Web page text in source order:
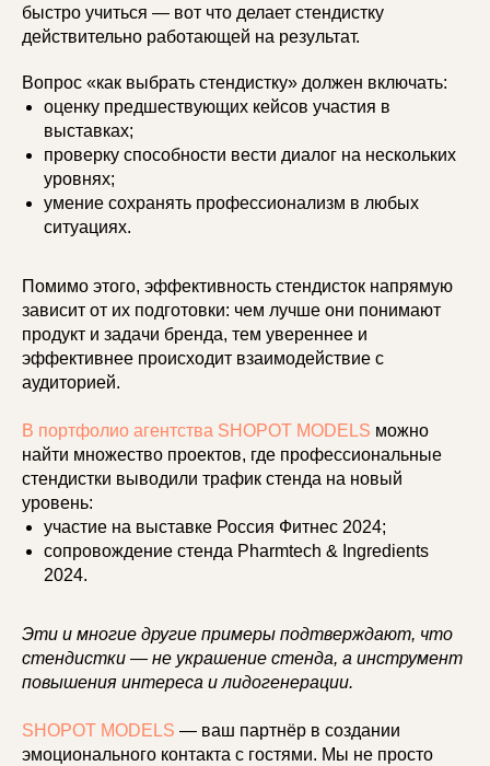
быстро учиться — вот что делает стендистку
действительно работающей на результат.
Вопрос «как выбрать стендистку» должен включать:
оценку предшествующих кейсов участия в
выставках;
проверку способности вести диалог на нескольких
уровнях;
умение сохранять профессионализм в любых
ситуациях.
Помимо этого, эффективность стендисток напрямую
зависит от их подготовки: чем лучше они понимают
продукт и задачи бренда, тем увереннее и
эффективнее происходит взаимодействие с
аудиторией.
В портфолио агентства SHOPOT MODELS можно
найти множество проектов, где профессиональные
стендистки выводили трафик стенда на новый
уровень:
участие на выставке Россия Фитнес 2024;
сопровождение стенда Pharmtech & Ingredients
2024.
Эти и многие другие примеры подтверждают, что
стендистки — не украшение стенда, а инструмент
повышения интереса и лидогенерации.
SHOPOT MODELS — ваш партнёр в создании
эмоционального контакта с гостями. Мы не просто